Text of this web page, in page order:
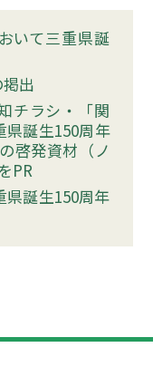
いて三重県誕
出
チラシ・「関
県誕生150周年
啓発資材（ノ
PR
誕生150周年